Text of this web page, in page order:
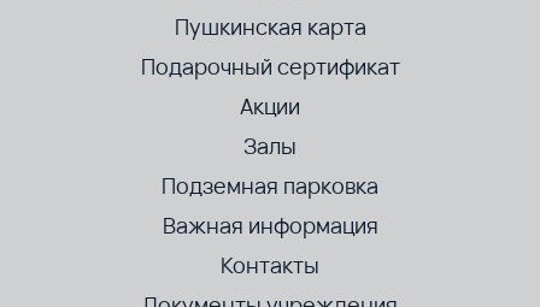
Пушкинская карта
Подарочный сертификат
Акции
Залы
Подземная парковка
Важная информация
Контакты